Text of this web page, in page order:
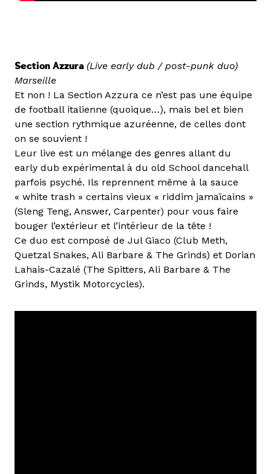
Section Azzura (Live early dub / post-punk duo)
Marseille
Et non ! La Section Azzura ce n’est pas une équipe
de football italienne (quoique…), mais bel et bien
une section rythmique azuréenne, de celles dont
on se souvient !
Leur live est un mélange des genres allant du
early dub expérimental à du old School dancehall
parfois psyché. Ils reprennent même à la sauce
« white trash » certains vieux « riddim jamaïcains »
(Sleng Teng, Answer, Carpenter) pour vous faire
bouger l’extérieur et l’intérieur de la tête !
Ce duo est composé de Jul Giaco (Club Meth,
Quetzal Snakes, Ali Barbare & The Grinds) et Dorian
Lahais-Cazalé (The Spitters, Ali Barbare & The
Grinds, Mystik Motorcycles).